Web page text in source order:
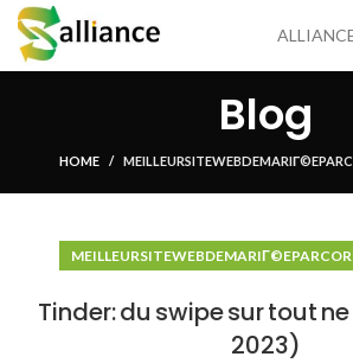
Blog
HOME MEILLEUR SITE WEB DE MARIГ©E PAR
MEILLEUR SITE WEB DE MARIГ©E PAR
Tinder: du swipe sur tout
2023)